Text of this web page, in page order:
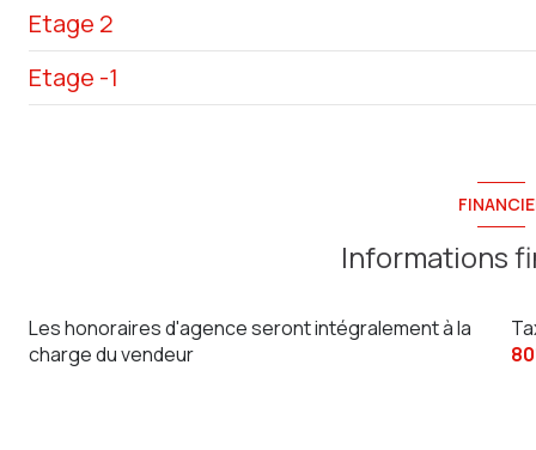
salon/sejour
chambre
Etage 2
chambre
Etage -1
Informations
Les honoraires d'agence seront intégralement à la
charge du vendeur